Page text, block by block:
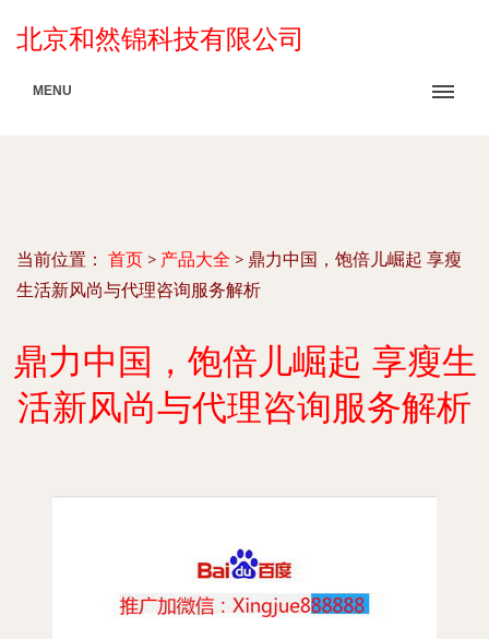
北京和然锦科技有限公司
MENU
当前位置： 首页 > 产品大全 > 鼎力中国，饱倍儿崛起 享瘦
生活新风尚与代理咨询服务解析
鼎力中国，饱倍儿崛起 享瘦生
活新风尚与代理咨询服务解析